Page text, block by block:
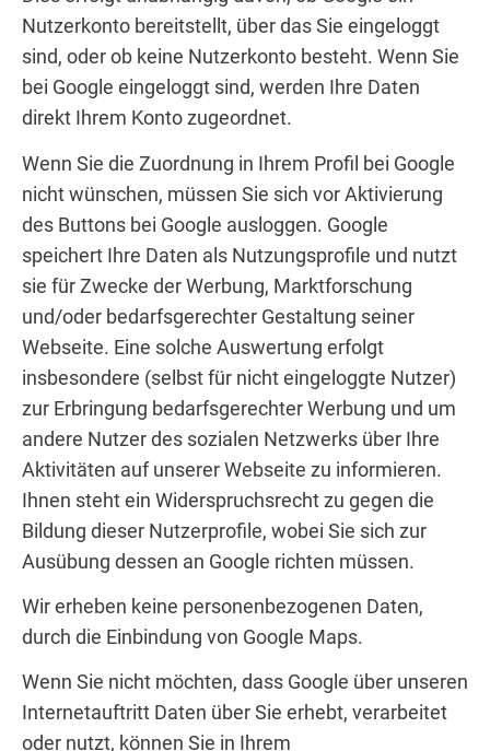
Nutzerkonto bereitstellt, über das Sie eingeloggt
sind, oder ob keine Nutzerkonto besteht. Wenn Sie
bei Google eingeloggt sind, werden Ihre Daten
direkt Ihrem Konto zugeordnet.
Wenn Sie die Zuordnung in Ihrem Profil bei Google
nicht wünschen, müssen Sie sich vor Aktivierung
des Buttons bei Google ausloggen. Google
speichert Ihre Daten als Nutzungsprofile und nutzt
sie für Zwecke der Werbung, Marktforschung
und/oder bedarfsgerechter Gestaltung seiner
Webseite. Eine solche Auswertung erfolgt
insbesondere (selbst für nicht eingeloggte Nutzer)
zur Erbringung bedarfsgerechter Werbung und um
andere Nutzer des sozialen Netzwerks über Ihre
Aktivitäten auf unserer Webseite zu informieren.
Ihnen steht ein Widerspruchsrecht zu gegen die
Bildung dieser Nutzerprofile, wobei Sie sich zur
Ausübung dessen an Google richten müssen.
Wir erheben keine personenbezogenen Daten,
durch die Einbindung von Google Maps.
Wenn Sie nicht möchten, dass Google über unseren
Internetauftritt Daten über Sie erhebt, verarbeitet
oder nutzt, können Sie in Ihrem